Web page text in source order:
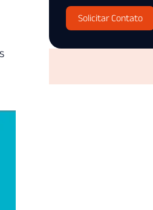
Solicitar Contato